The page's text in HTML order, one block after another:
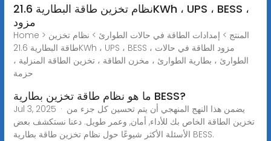
نظام تخزين طاقة البطارية 21.6KWh ، UPS ، BESS ،
مزود
Home > المنتج > إمدادات الطاقة في حالات الطوارئ > نظام تخزين
طاقة البطارية 21.6KWh ، UPS ، BESS ، مزود الطاقة في حالات
الطوارئ ، بطارية الطوارئ ، مخزن الطاقة ، تخزين الطاقة المنزلية ،
حزمة
ما هو نظام طاقة تخزين بطارية BESS?
Jul 3, 2025 · يضمن هذا النهج المنهجي أن يتم تحسين كل جزء من
تخزين الطاقة الخاص بك للأداء, أمان, وعمر طويل. دعنا نستكشف بعض
الأسئلة الأكثر شيوعًا حول نظام تخزين طاقة بطارية BESS.